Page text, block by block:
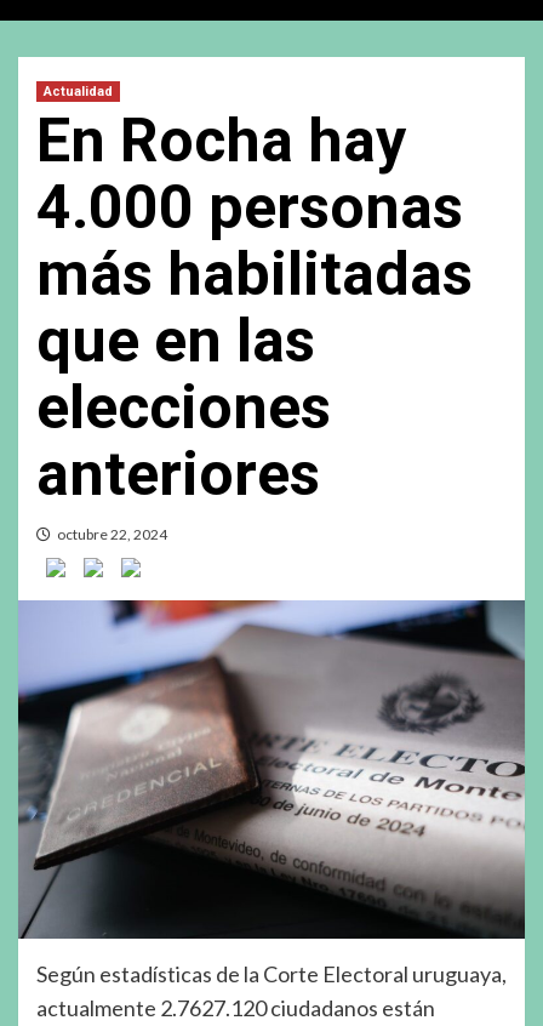
Actualidad
En Rocha hay
4.000 personas
más habilitadas
que en las
elecciones
anteriores
octubre 22, 2024
Según estadísticas de la Corte Electoral uruguaya,
actualmente 2.7627.120 ciudadanos están